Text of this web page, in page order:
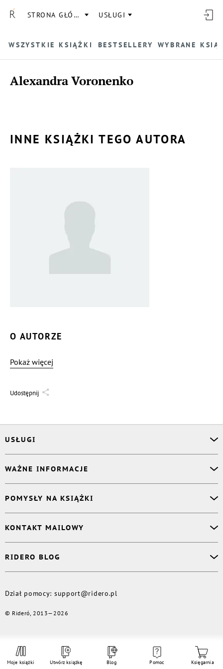
STRONA GŁÓWNA USŁUGI
WSZYSTKIE KSIĄŻKI BESTSELLERY WYBRANE
Alexandra Voronenko
INNE KSIĄŻKI TEGO AUTORA
O AUTORZE
Pokaż więcej
Udostępnij
Moje książki Utwórz książkę Blog Pomoc Księgarnia
USŁUGI
Korektor
Projektant okładki
Druk Twojej książki
Publikacja
WAŻNE INFORMACJE
Książki Ridero
Pomoc
Polityka prywatności
POMYSŁY NA KSIĄŻKI
Dzienniczek malucha
Książka eksperta
Wydaj tomik poezji
KONTAKT MAILOWY
Kontakt dla mediów
RIDERO BLOG
Więcej
© Rideró, 2013—2026
Dział pomocy: support@ridero.pl